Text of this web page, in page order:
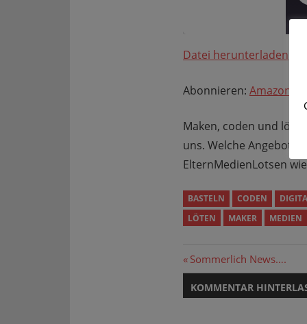
Amazon
TEILEN
LINK
EMBED
Datei herunterladen
Abonnieren: Amazon
Maken, coden und
uns. Welche Angebote
ElternMedienLotsen
BASTELN CODEN
LÖTEN
MAKER MEDIEN
Vorheriger
Beitrag:
Sommerlich News….
KOMMENTAR